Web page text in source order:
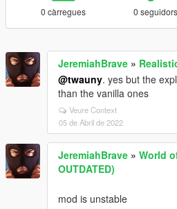
0 càrregues 0 seguidors
JeremiahBrave »
@twauny. yes but the
than the vanilla ones
Veure Context
05 de Abril de 2022
JeremiahBrave » World
OUTDATED)
mod is unstable